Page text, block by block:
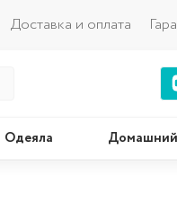
Доставка и оплата
Одеяла Домашний